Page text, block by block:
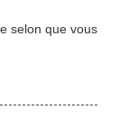
selon que vous